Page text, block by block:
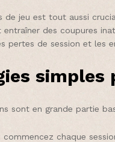
de jeu est tout aussi
des coupures
pertes de session et les
simples
sont en grande partie
commencez chaque